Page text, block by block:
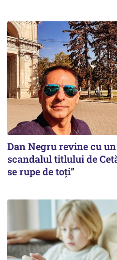
Dan Negru revine cu
scandalul titlului de
se rupe de toți”